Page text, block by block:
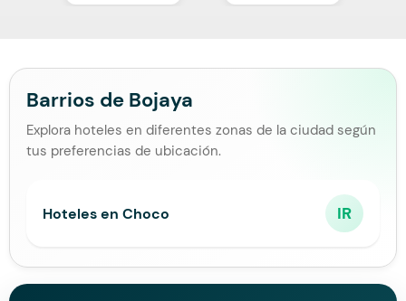
Barrios de Bojaya
Explora hoteles en diferentes zonas de la ciudad según
tus preferencias de ubicación.
Hoteles en Choco IR